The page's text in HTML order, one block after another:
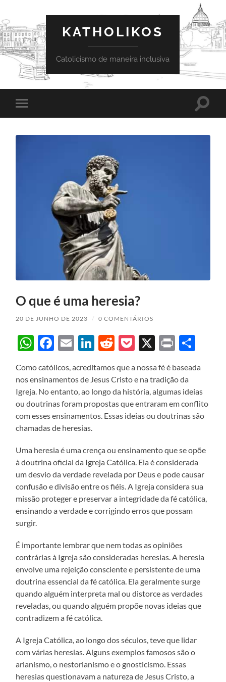
KATHOLIKOS
Catolicismo de maneira inclusiva
Toggle
mobile
Toggle
O que é uma heresia?
20 DE JUNHO DE 2023 / 0 COMENTÁRIOS
WhatsApp
Facebook
EmailLinkedIn
Reddit
Pocket
X Print
Como católicos, acreditamos que a nossa fé é baseada
nos ensinamentos de Jesus Cristo e na tradição da
Igreja. No entanto, ao longo da história, algumas ideias
ou doutrinas foram propostas que entraram em conflito
com esses ensinamentos. Essas ideias ou doutrinas são
chamadas de heresias.
Uma heresia é uma crença ou ensinamento que se opõe
à doutrina oficial da Igreja Católica. Ela é considerada
um desvio da verdade revelada por Deus e pode causar
confusão e divisão entre os fiéis. A Igreja considera sua
missão proteger e preservar a integridade da fé católica,
ensinando a verdade e corrigindo erros que possam
surgir.
É importante lembrar que nem todas as opiniões
contrárias à Igreja são consideradas heresias. A heresia
envolve uma rejeição consciente e persistente de uma
doutrina essencial da fé católica. Ela geralmente surge
quando alguém interpreta mal ou distorce as verdades
reveladas, ou quando alguém propõe novas ideias que
contradizem a fé católica.
A Igreja Católica, ao longo dos séculos, teve que lidar
com várias heresias. Alguns exemplos famosos são o
arianismo, o nestorianismo e o gnosticismo. Essas
heresias questionavam a natureza de Jesus Cristo, a